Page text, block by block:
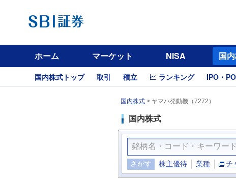
ホーム マーケット NISA 国
国内株式トップ 取引 積立 ランキング IPO・PO
国内株式 > ヤマハ発動機（7272）
国内株式
さがす 株主優待 業種 チ